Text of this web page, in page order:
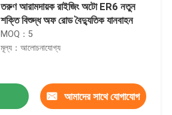
তরুণ আরামদায়ক রাইজিং অটো ER6 নতুন
শক্তি বিশুদ্ধ অফ রোড বৈদ্যুতিক যানবাহন
MOQ：5
মূল্য：আলোচনাযোগ্য
আমাদের সাথে যোগাযোগ
১৫৭০ কেজি ইলেকট্রিক এমজি গাড়ি এমজি ৭ আল্ট্রা গাড়ি ব্যক্তিগত গাড়ি গাড়ি এমজি পেট্রল গাড়ি